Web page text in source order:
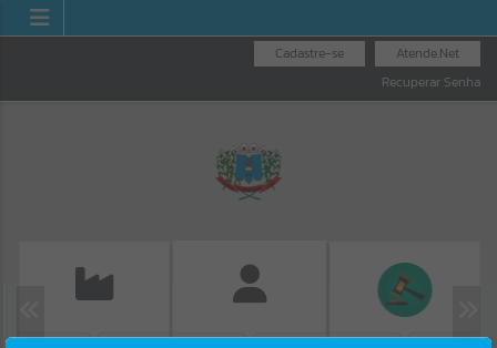
Atende.Net
Cadastre-se
Recuperar Senha